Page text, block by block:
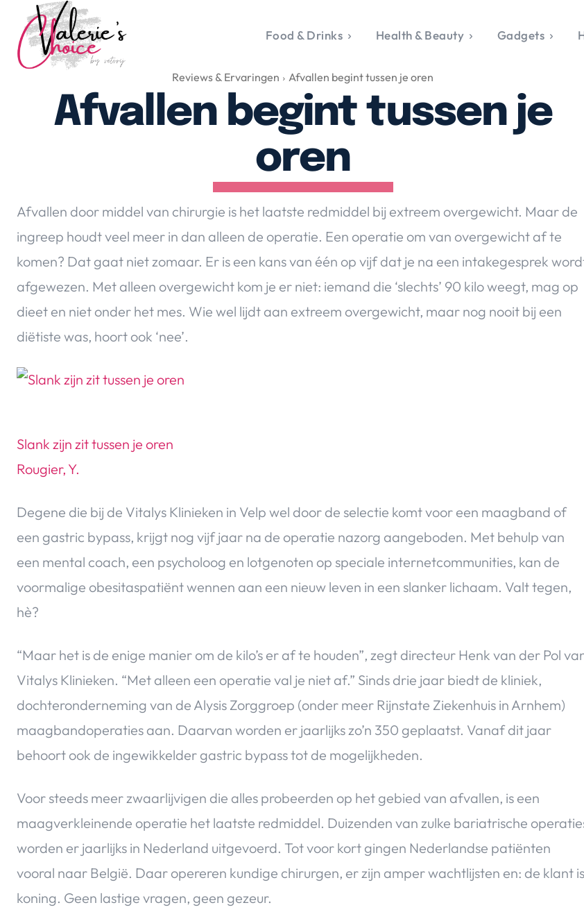
Valerie's Topics
Travel & Culture
Food & Drinks
Happyness & Opmerkelijk
Lifestyle, Sport &
Duurzaamheid
Gadgets & Tech
Top 5 van Valerie
Health & Beauty
Huis & Tuin
Nieuws & Media
Over Valerie
De Top 5
Food & Drinks
Health &
Food & Drinks Health & Beauty Gadgets
Reviews & Ervaringen Afvallen begint tussen je oren
Afvallen begint tussen je
oren
Afvallen door middel van chirurgie is het laatste redmiddel bij extreem overgewicht. Maar de
ingreep houdtveel meer in dan alleen de operatie. Een operatie om van overgewicht af te
komen? Dat gaat niet zomaar. Er is een kans van één op vijf dat je na een intakegesprek
afgewezen. Met alleen overgewicht kom je er niet: iemand die ‘slechts’ 90 kilo weegt, mag op
dieet en niet onder het mes. Wie wel lijdt aan extreem overgewicht, maar nog nooit bij een
diëtiste was, hoort ook ‘nee’.
Slank zijn zit tussen je oren
Rougier, Y.
Degene die bij de Vitalys Klinieken in Velp wel door de selectie komt voor een maagband of
een gastric bypass, krijgt nog vijf jaar na de operatie nazorg aangeboden. Met behulp van
een mental coach, een psycholoog en lotgenoten op speciale internetcommunities, kan de
voormalige obesitaspatiënt wennen aan een nieuw leven in een slanker lichaam. Valt tegen,
hè?
“Maar het is de enige manier om de kilo’s er af te houden”, zegt directeur Henk van der Pol
Vitalys Klinieken. “Met alleen een operatie val je niet af.” Sinds drie jaar biedt de kliniek,
dochteronderneming van de Alysis Zorggroep (onder meer Rijnstate Ziekenhuis in Arnhem)
maagbandoperaties aan. Daarvan worden er jaarlijks zo’n 350 geplaatst. Vanaf dit jaar
behoort ook de ingewikkelder gastric bypass tot de mogelijkheden.
Voor steeds meer zwaarlijvigen die alles probeerden op het gebied van afvallen, is een
maagverkleinende operatie het laatste redmiddel. Duizenden van zulke bariatrische
worden er jaarlijks in Nederland uitgevoerd. Tot voor kort gingen Nederlandse patiënten
vooral naar België. Daar opereren kundige chirurgen, er zijn amper wachtlijsten en: de klant is
koning. Geen lastige vragen, geen gezeur.